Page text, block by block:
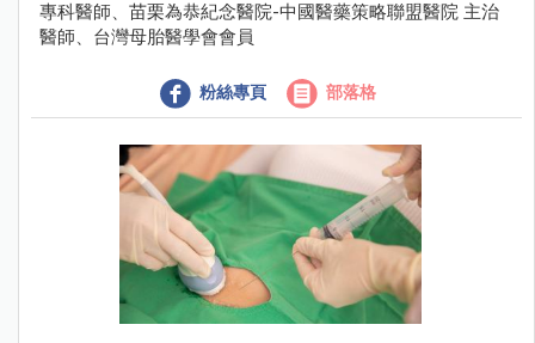
專科醫師、苗栗為恭紀念醫院-中國醫藥策略聯盟醫院 主治
醫師、台灣母胎醫學會會員
粉絲專頁 部落格